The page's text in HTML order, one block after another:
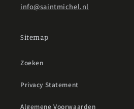
info@saintmichel.nl
Sitemap
Zoeken
Privacy Statement
Algemene Voorwaarden